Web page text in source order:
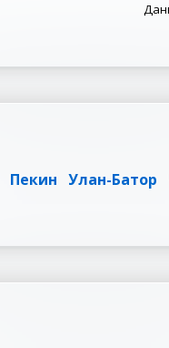
Пекин Улан-Батор